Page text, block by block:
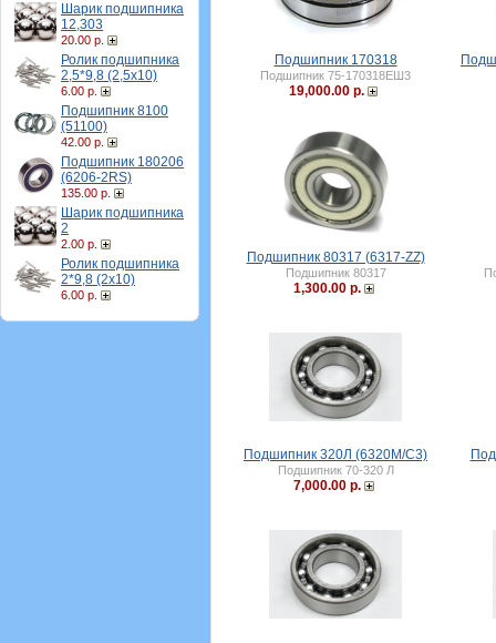
Шарик подшипника
12,303
20.00 р.
Ролик подшипника
2,5*9,8 (2,5х10)
6.00 р.
Подшипник 8100
(51100)
42.00 р.
Подшипник 180206
(6206-2RS)
135.00 р.
Шарик подшипника
2
2.00 р.
Ролик подшипника
2*9,8 (2х10)
6.00 р.
Подшипник 170318
Подшипник 75-170318ЕШ3
19,000.00 р.
Подшипник 80317 (6317-ZZ)
Подшипник 80317
1,300.00 р.
Подшипник 320Л (6320M/C3)
Подшипник 70-320 Л
7,000.00 р.